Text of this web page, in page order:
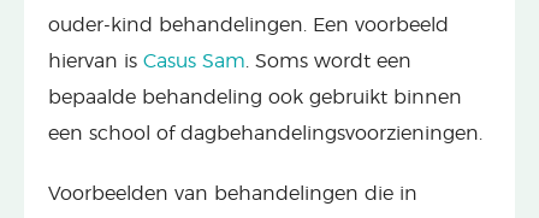
ouder-kind behandelingen. Een voorbeeld
hiervan is Casus Sam . Soms wordt een
bepaalde behandeling ook gebruikt binnen
een school of dagbehandelingsvoorzieningen.
Voorbeelden van behandelingen die in